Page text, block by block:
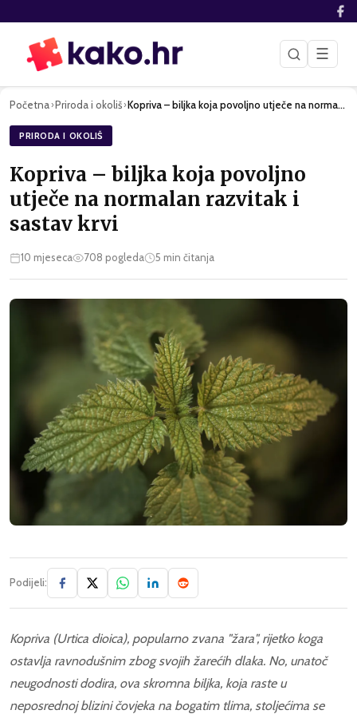
☰
Početna›Priroda i okoliš› Kopriva – biljka koja povoljno utječe na normalan razvitak i…
PRIRODA I OKOLIŠ
Kopriva – biljka koja povoljno
utječe na normalan razvitak i
sastav krvi
10 mjeseca 708 pogleda 5 min čitanja
Podijeli:
Kopriva (Urtica dioica), popularno zvana "žara", rijetko koga
ostavlja ravnodušnim zbog svojih žarećih dlaka. No, unatoč
neugodnosti dodira, ova skromna biljka, koja raste u
neposrednoj blizini čovjeka na bogatim tlima, stoljećima se